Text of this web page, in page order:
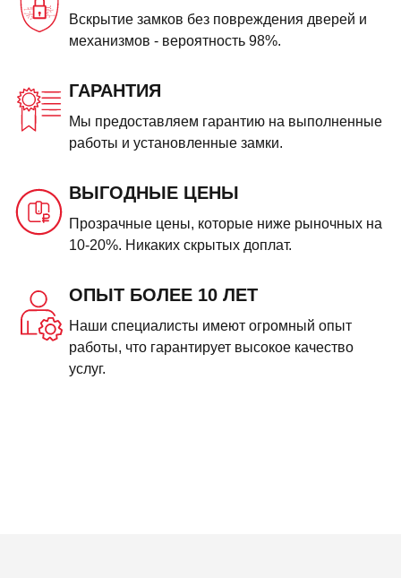
Вскрытие замков без повреждения дверей и
механизмов - вероятность 98%.
ГАРАНТИЯ
Мы предоставляем гарантию на выполненные
работы и установленные замки.
ВЫГОДНЫЕ ЦЕНЫ
Прозрачные цены, которые ниже рыночных на
10-20%. Никаких скрытых доплат.
ОПЫТ БОЛЕЕ 10 ЛЕТ
Наши специалисты имеют огромный опыт
работы, что гарантирует высокое качество
услуг.